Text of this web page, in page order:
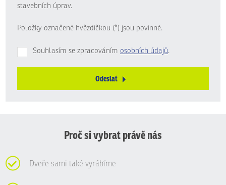
stavebních úprav.
Položky označené hvězdičkou (*) jsou povinné.
Souhlasím se zpracováním osobních údajů.
Odeslat
Proč si vybrat právě nás
Dveře sami také vyrábíme